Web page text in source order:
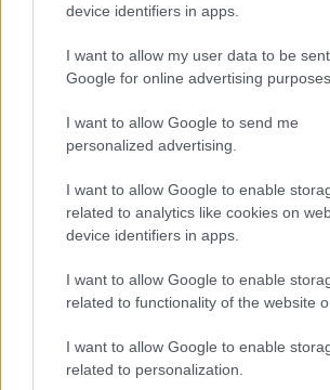
device identifiers in apps.
I want to allow my user data to be
Google for online advertising purposes.
I want to allow Google to send me
personalized advertising.
I want to allow Google to enable
related to analytics like cookies on
device identifiers in apps.
I want to allow Google to enable
related to functionality of the website
I want to allow Google to enable
related to personalization.